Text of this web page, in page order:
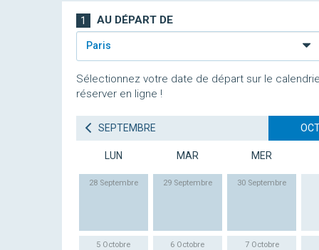
1 AU DÉPART DE
Paris
Sélectionnez votre date de départ sur le
réserver en ligne !
SEPTEMBRE
LUN MAR MER
28 Septembre 29 Septembre 30 Septembre
5 Octobre 6 Octobre 7 Octobre